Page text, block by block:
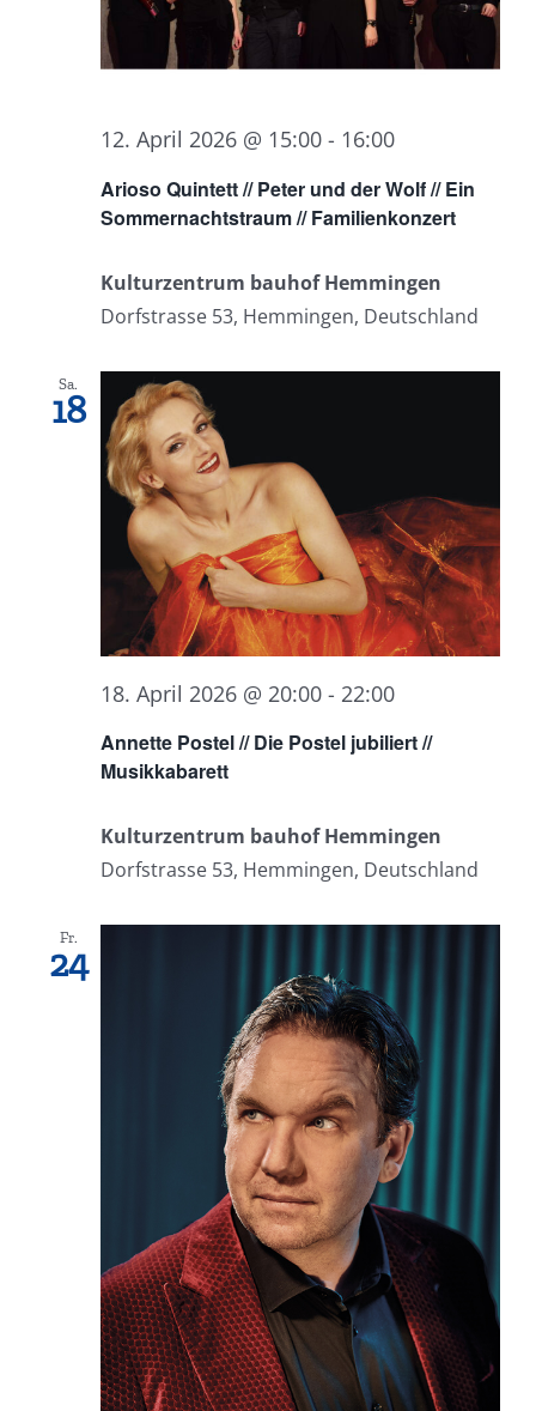
Arioso Quintett // Peter und der Wolf // Ein
Sommernachtstraum // Familienkonzert
12. April 2026 @ 15:00 - 16:00
Kulturzentrum bauhof Hemmingen
Dorfstrasse 53, Hemmingen, Deutschland
Sa.
18
Annette Postel // Die Postel jubiliert //
Musikkabarett
18. April 2026 @ 20:00 - 22:00
Kulturzentrum bauhof Hemmingen
Dorfstrasse 53, Hemmingen, Deutschland
Fr.
24